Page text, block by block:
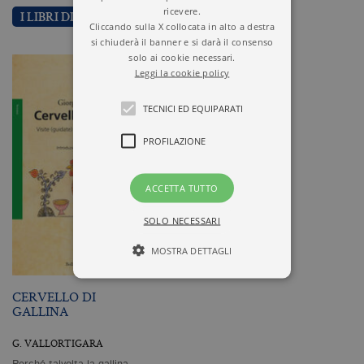
I LIBRI DI GIORGIO VALLORTIGARA
CERVELLO DI
GALLINA
G. VALLORTIGARA
ricevere.
Cliccando sulla X collocata in alto a destra
si chiuderà il banner e si darà il consenso
solo ai cookie necessari.
Leggi la cookie policy
TECNICI ED EQUIPARATI
PROFILAZIONE
ACCETTA TUTTO
SOLO NECESSARI
MOSTRA DETTAGLI